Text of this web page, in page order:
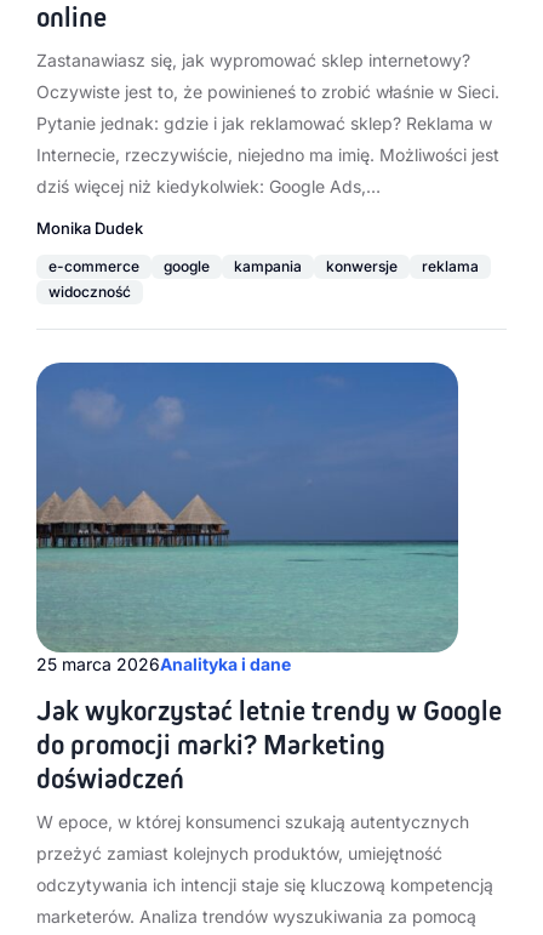
online
Zastanawiasz się, jak wypromować sklep internetowy?
Oczywiste jest to, że powinieneś to zrobić właśnie w Sieci.
Pytanie jednak: gdzie i jak reklamować sklep? Reklama w
Internecie, rzeczywiście, niejedno ma imię. Możliwości jest
dziś więcej niż kiedykolwiek: Google Ads,…
Monika Dudek
e-commerce google kampania konwersje
reklama
widoczność
25 marca 2026Analityka i dane
Jak wykorzystać letnie trendy w Google
do promocji marki? Marketing
doświadczeń
W epoce, w której konsumenci szukają autentycznych
przeżyć zamiast kolejnych produktów, umiejętność
odczytywania ich intencji staje się kluczową kompetencją
marketerów. Analiza trendów wyszukiwania za pomocą